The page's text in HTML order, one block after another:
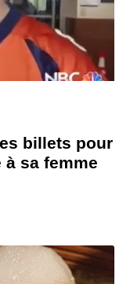
billets pour
sa femme